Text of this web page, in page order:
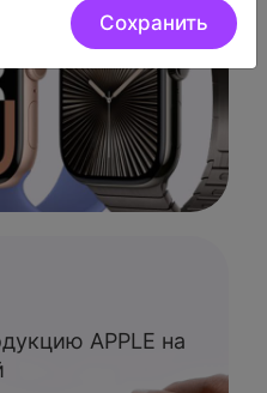
Сохранить
APPLE на